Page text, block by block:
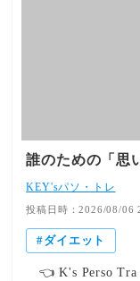
が、それにしても
時代を感じます。
で皆真似していま
グと歩くことは身
いです。 （ストレッチ関係） 腰割り体操（１４００
回） これも筋ト
肉と思っています
心に鍛えます。（
チロー選手もやっ
アップし、下半身の強化
テトチップス あ
誰のための「思
KEY'sパソ・トレ
投稿日時：2026/08/06
ダイエット
👈 K's Perso Tra